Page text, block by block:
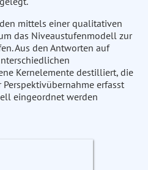
mittels einer qualitativen
das Niveaustufenmodell zur
Aus den Antworten auf
Kernelemente destilliert, die
erfasst
eingeordnet werden